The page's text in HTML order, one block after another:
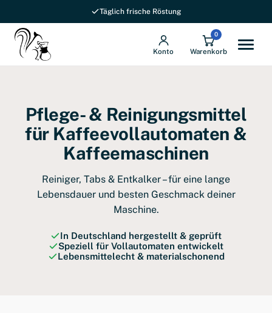
Täglich frische Röstung
Konto
0
Warenkorb
Pflege- & Reinigungsmittel
für Kaffeevollautomaten &
Kaffeemaschinen
Reiniger, Tabs & Entkalker – für eine lange
Lebensdauer und besten Geschmack deiner
Maschine.
In Deutschland hergestellt & geprüft
Speziell für Vollautomaten entwickelt
Lebensmittelecht & materialschonend